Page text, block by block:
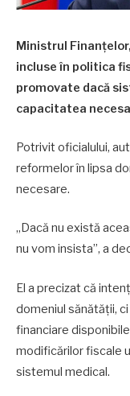
Ministrul
incluse în politica
promovate dacă
capacitatea
Potrivit oficialului,
reformelor în lipsa
necesare.
„Dacă nu există
nu vom insista”, a
El a precizat că
domeniul sănătății,
financiare
modificărilor fiscale
sistemul medical.